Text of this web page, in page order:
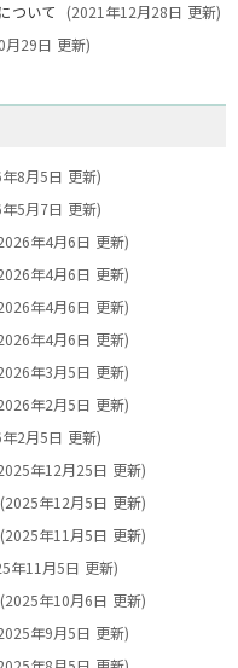
ついて
(2021年12月28日 更新)
月29日 更新)
8月5日 更新)
5月7日 更新)
年4月6日 更新)
年4月6日 更新)
年4月6日 更新)
年4月6日 更新)
年3月5日 更新)
年2月5日 更新)
2月5日 更新)
年12月25日 更新)
(2025年12月5日 更新)
(2025年11月5日 更新)
年11月5日 更新)
(2025年10月6日 更新)
年9月5日 更新)